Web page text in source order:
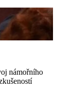
námořního